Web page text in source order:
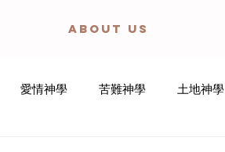
ABOUT US
愛情神學 苦難神學 土地神學